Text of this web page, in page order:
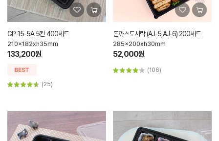
GP-15-5A 5칸 400세트
210x182xh35mm
133,200원
(25)
돈까스도시락 (AJ-5,AJ-6) 200세트
285x200xh30mm
52,000원
(106)